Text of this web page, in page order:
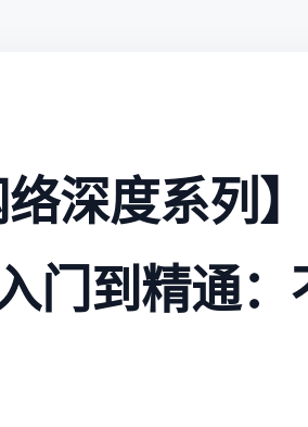
深度系列】
门到精通：